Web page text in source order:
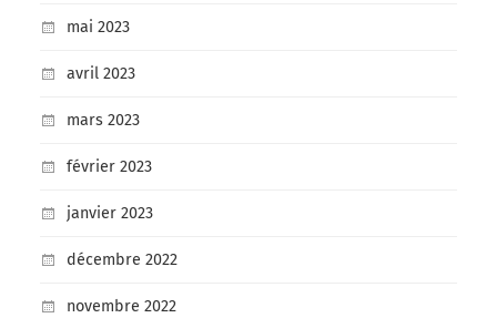
mai 2023
avril 2023
mars 2023
février 2023
janvier 2023
décembre 2022
novembre 2022